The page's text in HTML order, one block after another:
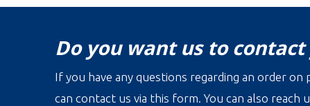
Do you want us to contact
If you have any questions regarding an order
can contact us via this form. You can also reach